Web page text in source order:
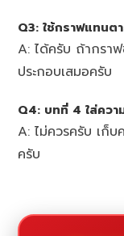
Q3: ใช้กราฟแทนต
A: ได้ครับ ถ้ากรา
ประกอบเสมอครับ
Q4: บทที่ 4 ใส่ควา
A: ไม่ควรครับ เก็
ครับ